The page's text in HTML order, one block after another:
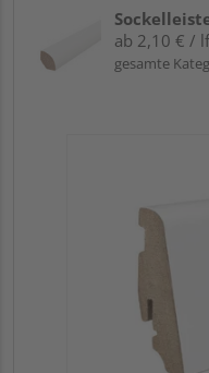
ab 2,10 € /
gesamte